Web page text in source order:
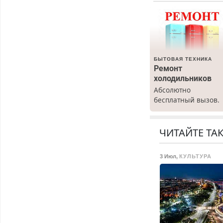
БЫТОВАЯ ТЕХНИКА
Ремонт
холодильников
Абсолютно
бесплатный вызов.
Ремонт
марок на дому, с
гарантией. Все р-
выходных.
скидки до 40%.
Мастер со стажем.
ЧИТАЙТЕ
3 Июл, КУЛЬТУРА